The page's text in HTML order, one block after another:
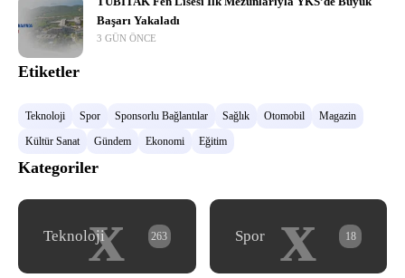
Başarı Yakaladı
3 GÜN ÖNCE
Etiketler
Teknoloji Spor Sponsorlu Bağlantılar Sağlık Otomobil
Magazin
Kültür Sanat
Gündem Ekonomi Eğitim
Kategoriler
x
Teknoloji 263 x
Spor 18